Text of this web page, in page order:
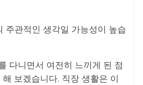
주관적인 생각일 가능성이 높습
다니면서 여전히 느끼게 된 점
보겠습니다. 직장 생활은 이